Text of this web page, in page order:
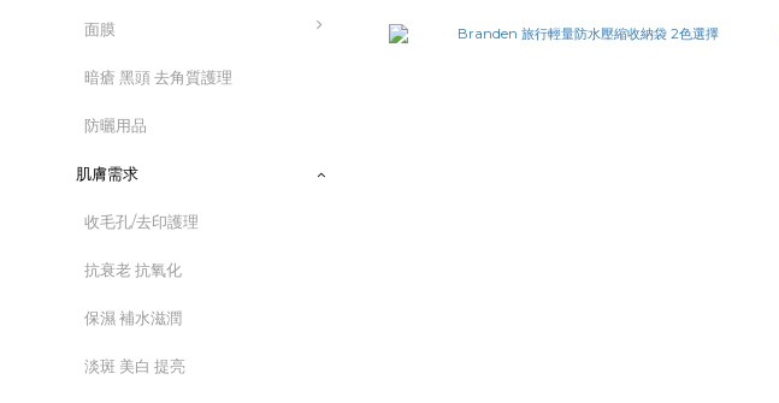
面膜
暗瘡 黑頭 去角質護理
防曬用品
肌膚需求
收毛孔/去印護理
抗衰老 抗氧化
保濕 補水滋潤
淡斑 美白 提亮